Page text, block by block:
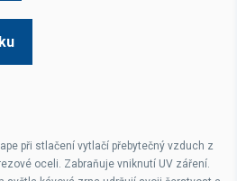
při stlačení vytlačí přebytečný vzduch z
oceli. Zabraňuje vniknutí UV záření.